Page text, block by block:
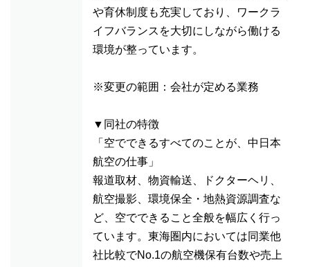
や育休制度も充実しており、ワークラ
イフバランスを大切にしながら働ける
環境が整っています。
※変更の範囲：会社が定める業務
▼同社の特徴
「空でできるすべてのことが、中日本
航空の仕事」
報道取材、物資輸送、ドクターヘリ、
航空撮影、環境保全・地熱資源調査な
ど、空でできること全般を幅広く行っ
ています。東海圏内においては同業他
社比較でNo.1の航空機保有台数や売上